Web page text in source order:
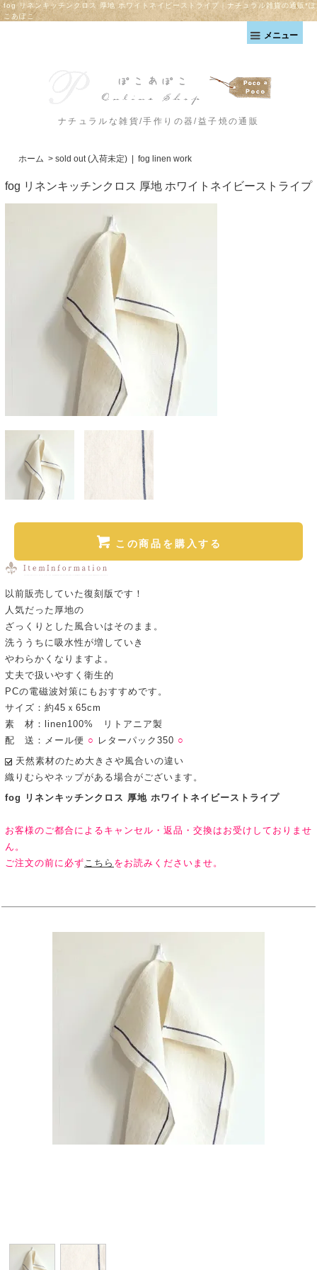
fog リネンキッチンクロス 厚地 ホワイトネイビーストライプ｜ナチュラル雑貨の通販*ぽ
こあぽこ
メニュー
ナチュラルな雑貨/手作りの器/益子焼の通販
ホーム > sold out (入荷未定) fog linen work
fog リネンキッチンクロス 厚地 ホワイトネイビーストライプ
この商品を購入する
以前販売していた復刻版です！
人気だった厚地の
ざっくりとした風合いはそのまま。
洗ううちに吸水性が増していき
やわらかくなりますよ。
丈夫で扱いやすく衛生的
PCの電磁波対策にもおすすめです。
サイズ：約45ｘ65cm
素 材：linen100% リトアニア製
配 送：メール便 ○ レターパック350 ○
天然素材のため大きさや風合いの違い
織りむらやネップがある場合がございます。
fog リネンキッチンクロス 厚地 ホワイトネイビーストライプ
お客様のご都合によるキャンセル・返品・交換はお受けしておりませ
ん。
ご注文の前に必ずこちら をお読みくださいませ。